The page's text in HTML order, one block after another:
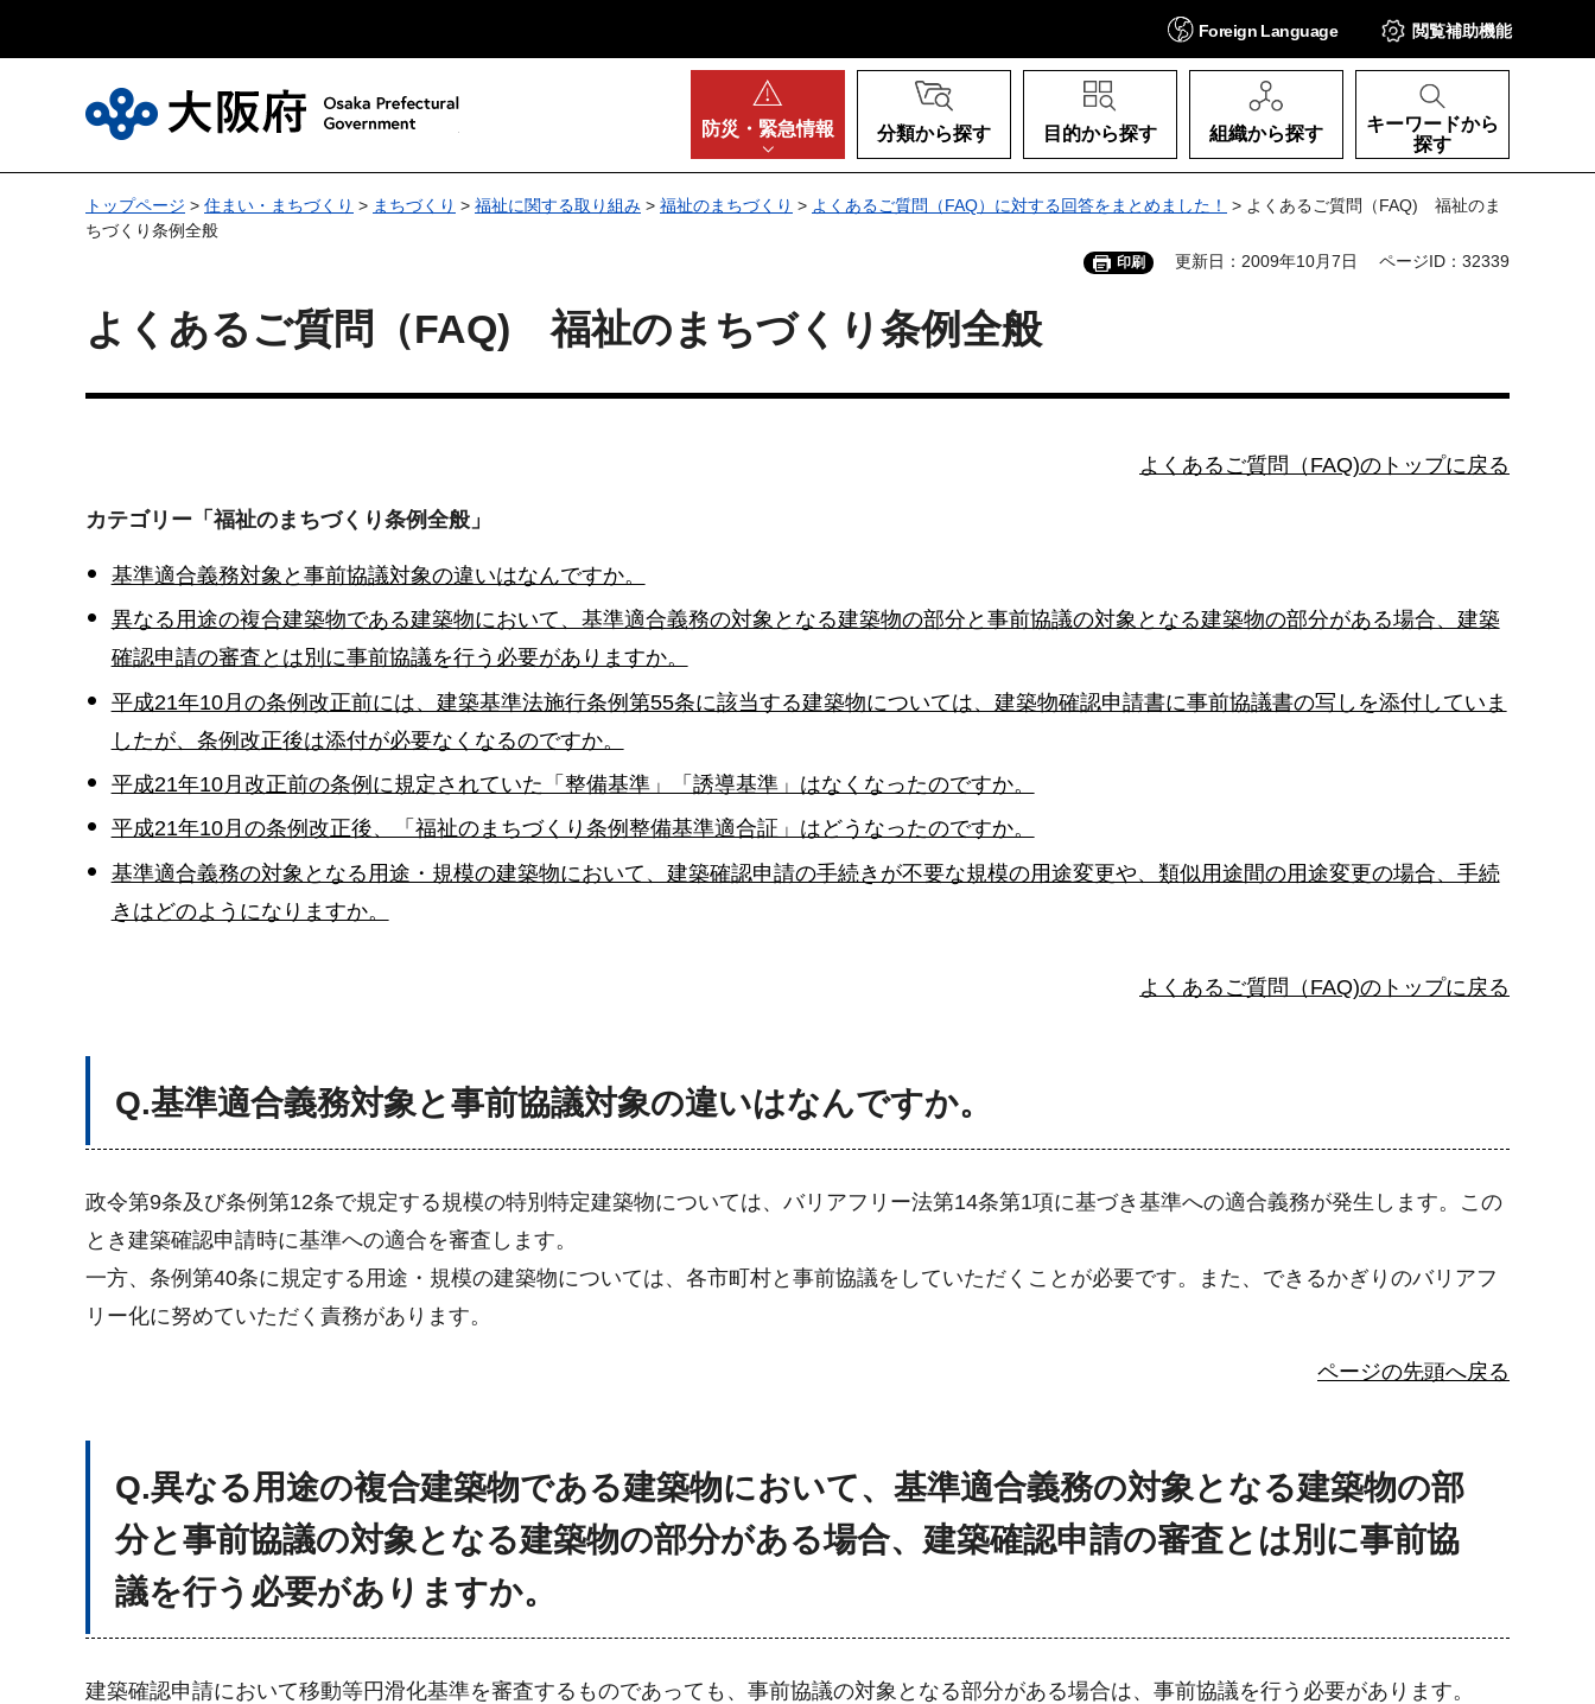
Foreign Language 閲覧補助機能
防災・ 緊急情報 分類から探す 目的から探す 組織から探す
キーワードから
探す
トップページ > 住まい・まちづくり > まちづくり > 福祉に関する取り組み > 福祉のまちづくり > よくあるご質問（FAQ）に対する回答をまとめました！
> よくあるご質問（FAQ) 福祉のま
ちづくり条例全般
印刷 更新日：2009年10月7日 ページID：32339
よくあるご質問（FAQ) 福祉のまちづくり条例全般
よくあるご質問（FAQ)のトップに戻る
カテゴリー 「福祉のまちづくり条例全般」
基準適合義務対象と事前協議対象の違いはなんですか。
異なる用途の複合建築物である建築物において、基準適合義務の対象となる建築物の部分と事前協議の対象となる建築物の部分がある場合、建築
確認申請の審査とは別に事前協議を行う必要がありますか。
平成21年10月の条例改正前には、建築基準法施行条例第55条に該当する建築物については、建築物確認申請書に事前協議書の写しを添付していま
したが、条例改正後は添付が必要なくなるのですか。
平成21年10月改正前の条例に規定されていた「整備基準」「誘導基準」はなくなったのですか。
平成21年10月の条例改正後、「福祉のまちづくり条例整備基準適合証」はどうなったのですか。
基準適合義務の対象となる用途・規模の建築物において、建築確認申請の手続きが不要な規模の用途変更や、類似用途間の用途変更の場合、手続
きはどのようになりますか。
よくあるご質問（FAQ)のトップに戻る
Q.基準適合義務対象と事前協議対象の違いはなんですか。
政令第9条及び条例第12条で規定する規模の特別特定建築物については、バリアフリー法第14条第1項に基づき基準への適合義務が発生します。この
とき建築確認申請時に基準への適合を審査します。
一方、条例第40条に規定する用途・規模の建築物については、各市町村と事前協議をしていただくことが必要です。また、できるかぎりのバリアフ
リー化に努めていただく責務があります。
ページの先頭へ戻る
Q.異なる用途の複合建築物である建築物において、基準適合義務の対象となる建築物の部
分と事前協議の対象となる建築物の部分がある場合、建築確認申請の審査とは別に事前協
議を行う必要がありますか。
建築確認申請において移動等円滑化基準を審査するものであっても、事前協議の対象となる部分がある場合は、事前協議を行う必要があります。